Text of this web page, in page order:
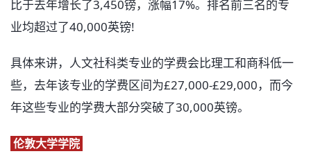
比于去年增长了3,450镑，涨幅17%。排名前三名的专
业均超过了40,000英镑!
具体来讲，人文社科类专业的学费会比理工和商科低一
些，去年该专业的学费区间为£27,000-£29,000，而今
年这些专业的学费大部分突破了30,000英镑。
伦敦大学学院